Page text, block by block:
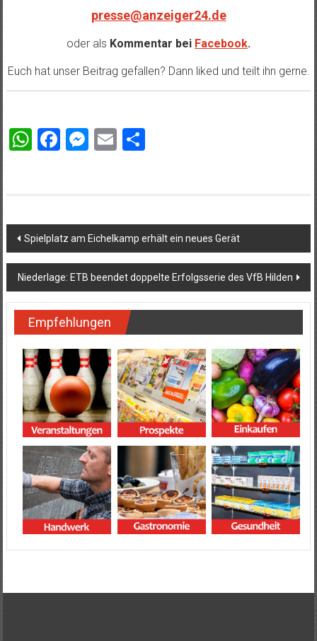
presse@anzeiger24.de
oder als Kommentar bei Facebook.
Euch hat unser Beitrag gefallen? Dann liked und teilt ihn gerne.
WhatsApp
Facebook
Messenger
EmailTeilen
Beitragsnavigation
Spielplatz am Eichelkamp erhält ein neues Gerät
Niederlage: ETB beendet doppelte Erfolgsserie des VfB Hilden
Empfehlungen